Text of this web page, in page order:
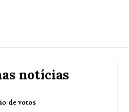
notícias
de votos